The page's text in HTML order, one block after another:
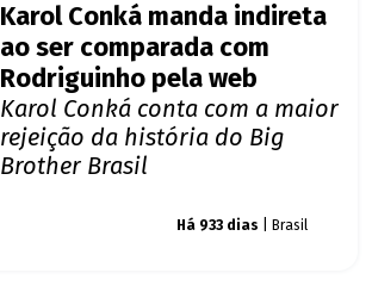
Karol Conká manda indireta
ao ser comparada com
Rodriguinho pela web
Karol Conká conta com a maior
rejeição da história do Big
Brother Brasil
Há 933 dias | Brasil